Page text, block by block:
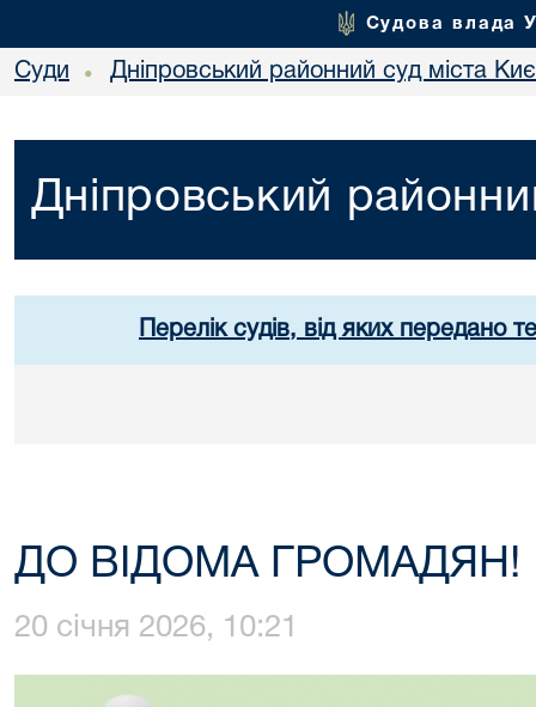
Судова влада
Суди • Дніпровський районний суд міста
Дніпровський
Перелік судів, від яких передано
ДО ВІДОМА ГРОМАДЯН!
20 січня 2026, 10:21